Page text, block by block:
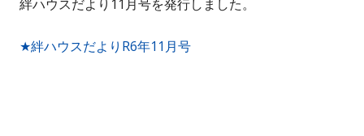
絆ハウスだより11月号を発行しました。
★絆ハウスだよりR6年11月号